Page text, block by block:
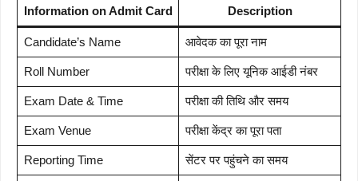
Information on Admit Card Description
Candidate’s Name आवेदक का पूरा नाम
Roll Number परीक्षा के लिए यूनिक आईडी नंबर
Exam Date & Time परीक्षा की तिथि और समय
Exam Venue परीक्षा केंद्र का पूरा पता
Reporting Time सेंटर पर पहुंचने का समय